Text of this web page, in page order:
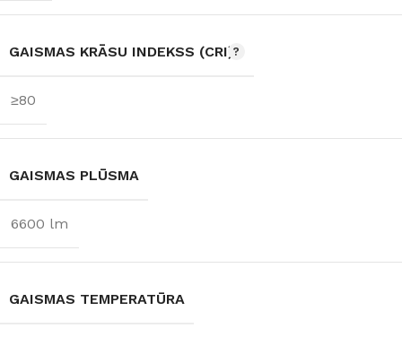
GAISMAS KRĀSU INDEKSS (CRI)
≥80
GAISMAS PLŪSMA
6600 lm
GAISMAS TEMPERATŪRA